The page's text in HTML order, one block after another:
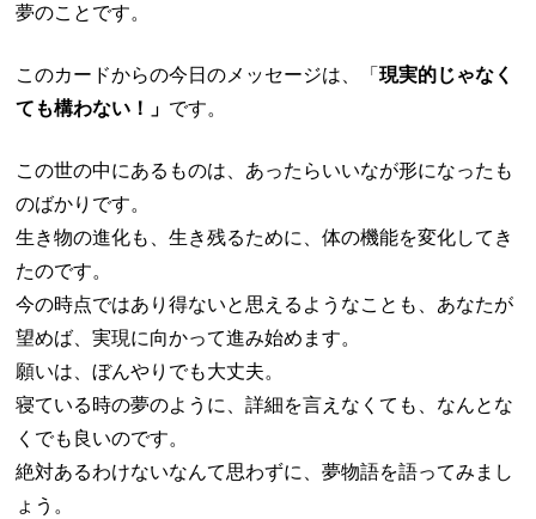
夢のことです。
このカードからの今日のメッセージは、「現実的じゃなく
ても構わない！」 です。
この世の中にあるものは、あったらいいなが形になったも
のばかりです。
生き物の進化も、生き残るために、体の機能を変化してき
たのです。
今の時点ではあり得ないと思えるようなことも、あなたが
望めば、実現に向かって進み始めます。
願いは、ぼんやりでも大丈夫。
寝ている時の夢のように、詳細を言えなくても、なんとな
くでも良いのです。
絶対あるわけないなんて思わずに、夢物語を語ってみまし
ょう。